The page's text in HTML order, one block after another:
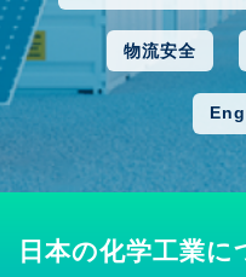
物流安全
日本の化学工業に